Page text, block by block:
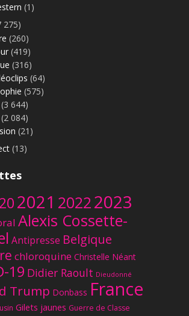
(1)
275)
(260)
(419)
(316)
(64)
(575)
(3 644)
(2 084)
(21)
(13)
2021 20222023
Alexis Cossette-
Antipresse Belgique
chloroquine Christelle Néant
19 Didier Raoult Dieudonné
Trump Donbass France
Gilets jaunes Guerre de Classe